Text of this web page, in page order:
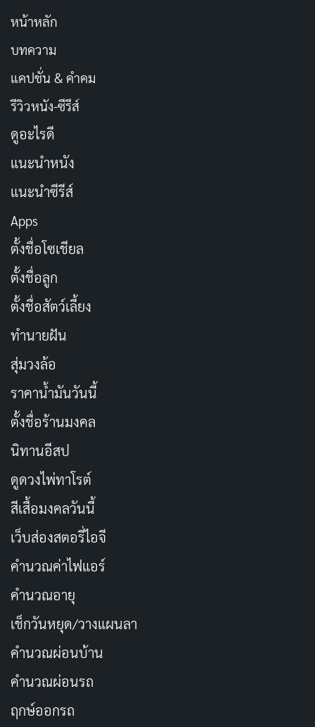
หน้าหลัก
บทความ
แคปชั่น & คำคม
รีวิวหนัง-ซีรีส์
ดูอะไรดี
แนะนำหนัง
แนะนำซีรีส์
Apps
ตั้งชื่อโซเชียล
ตั้งชื่อลูก
ตั้งชื่อสัตว์เลี้ยง
ทำนายฝัน
สุ่มวงล้อ
ราคาน้ำมันวันนี้
ตั้งชื่อร้านมงคล
นิทานอีสป
ดูดวงไพ่ทาโรต์
สีเสื้อมงคลวันนี้
เว็บส่องสตอรี่ไอจี
คำนวณค่าไฟแอร์
คำนวณอายุ
เช็กวันหยุด/วางแผนลา
คำนวณผ่อนบ้าน
คำนวณผ่อนรถ
ฤกษ์ออกรถ